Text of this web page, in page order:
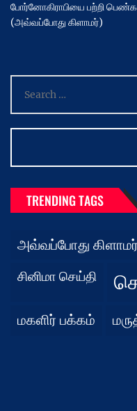
போர்னோகிராபியை பற்றி
(அவ்வப்போது கிளாமர்)
for:
TRENDING TAGS
அவ்வப்போது கிளாமர்
சினிமா செய்தி
மகளிர் பக்கம்